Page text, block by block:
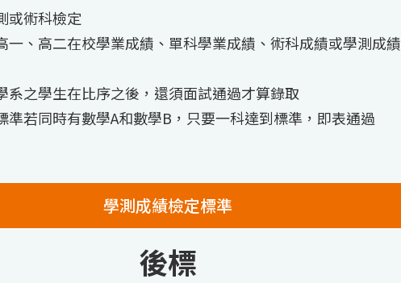
或術科檢定
一、高二在校學業成績、單科學業成績、術科成績或學測成績
系之學生在比序之後，還須面試通過才算錄取
準若同時有數學A和數學B，只要一科達到標準，即表通過
學測成績檢定標準
後標